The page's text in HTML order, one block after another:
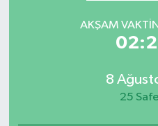
AKŞAM
8
25
Süper Lig Puan
Tüm Manşetler
Son Dakika Haberleri